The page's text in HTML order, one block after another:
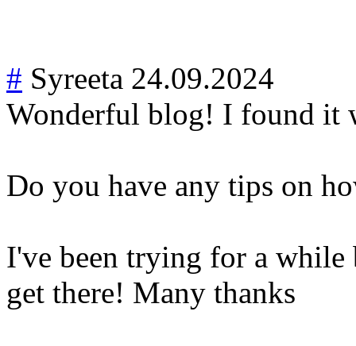
# Syreeta 24.09.2024
Wonderful blog! I found it
Do you have any tips on
I've been trying for a while
get there! Many thanks